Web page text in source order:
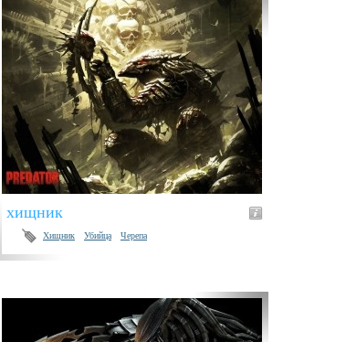
хищник
Хищник Убийца Черепа